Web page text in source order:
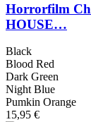
Horrorfilm
HOUSE…
Black
Blood Red
Dark Green
Night Blue
Pumkin Orange
15,95 €